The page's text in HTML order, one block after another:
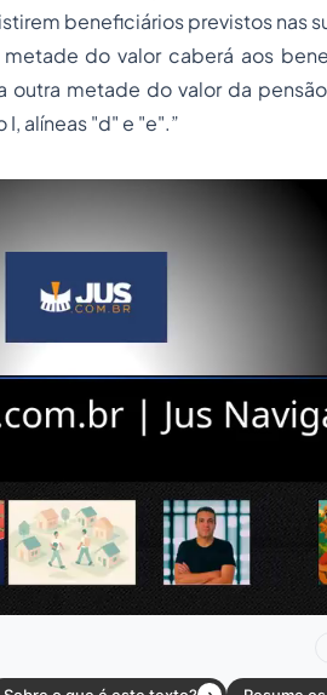
beneficiários previstos nas
do valor caberá aos
outra metade do valor da
alíneas "d" e "e".”